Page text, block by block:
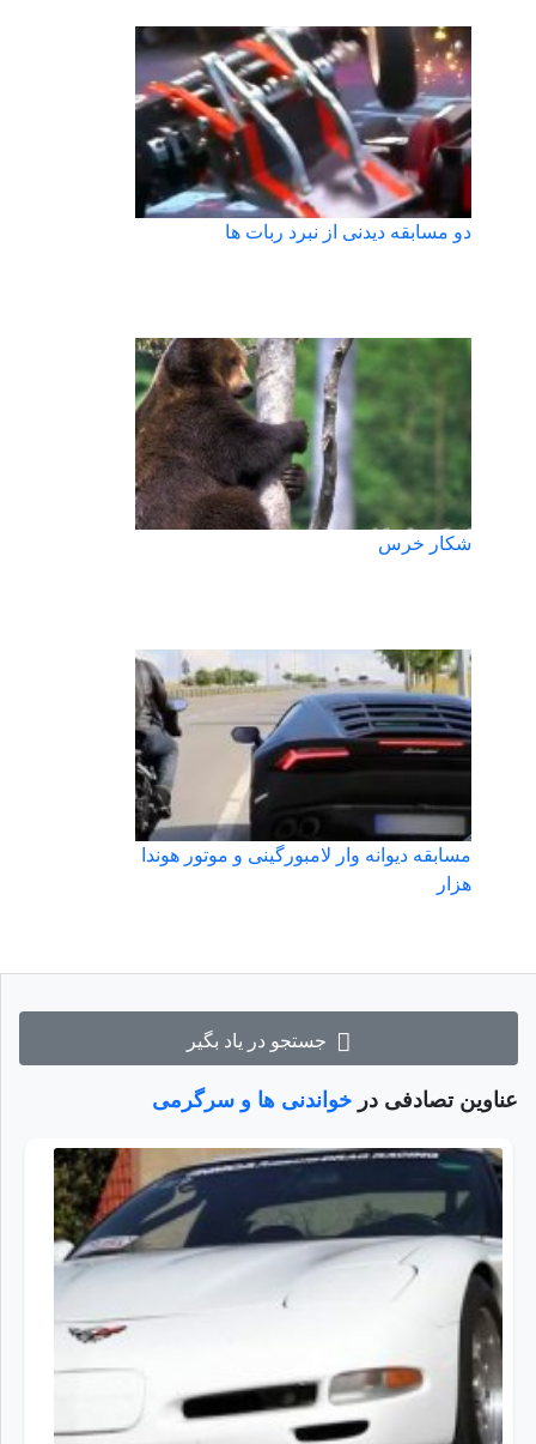
جستجو در یاد بگیر
عناوین تصادفی در خواندنی ها و سرگرمی
دو مسابقه دیدنی از نبرد ربات ها
شكار خرس
مسابقه دیوانه وار لامبورگینی و موتور هوندا
هزار